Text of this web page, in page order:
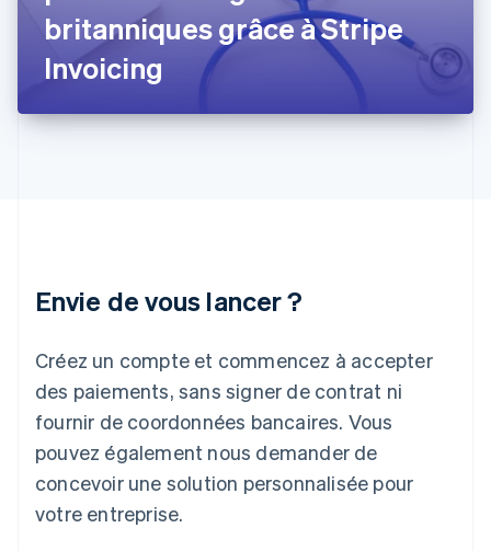
britanniques grâce à Stripe
Invoicing
Envie de vous lancer ?
Créez un compte et commencez à accepter
des paiements, sans signer de contrat ni
fournir de coordonnées bancaires. Vous
pouvez également nous demander de
concevoir une solution personnalisée pour
votre entreprise.
English
Inde
English
English
Deutsch English
Luxembourg
FrançaisDeutsch English
Malaisie
English 简体中文
Malte
English
EspañolEnglish